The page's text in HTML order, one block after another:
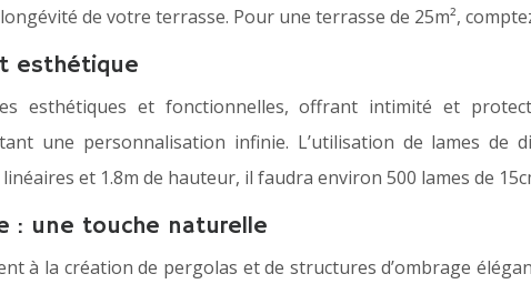
de votre terrasse. Pour une terrasse de 25m²,
esthétique
esthétiques et fonctionnelles, offrant intimité et
une personnalisation infinie. L’utilisation de lames de
et 1.8m de hauteur, il faudra environ 500 lames de
: une touche naturelle
à la création de pergolas et de structures d’ombrage